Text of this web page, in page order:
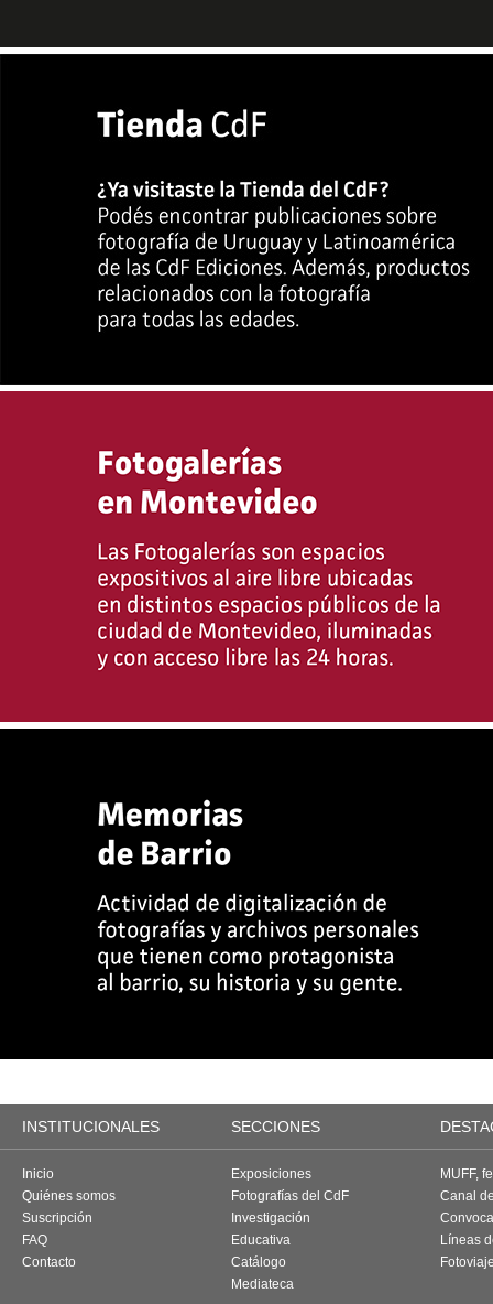
INSTITUCIONALES SECCIONES
Inicio
Quiénes somos
Suscripción
FAQ
Contacto
Exposiciones
Fotografías del CdF
Investigación
Educativa
Catálogo
Mediateca
MUFF,
Canal
Líneas